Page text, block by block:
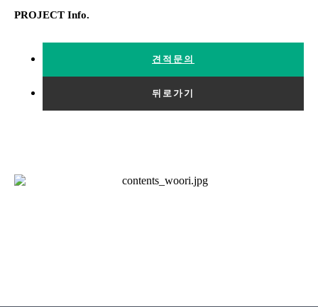
PROJECT Info.
견적문의
뒤로가기